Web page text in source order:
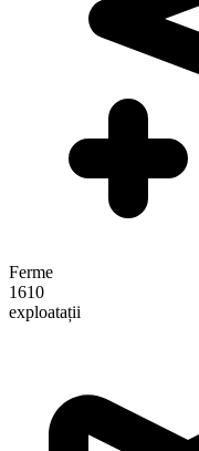
Ferme
1610
exploatații